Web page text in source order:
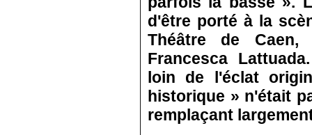
d'être porté à la
Théâtre de
Francesca
loin de l'éclat
historique » n'était
remplaçant